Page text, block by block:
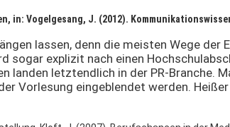
in: Vogelgesang, J. (2012).
lassen, denn die meisten Wege der
sogar explizit nach einen
landen letztendlich in der PR-Branche.
Vorlesung eingeblendet werden.